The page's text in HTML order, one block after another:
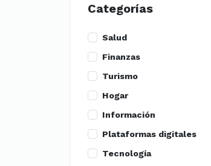
Categorías
Salud
Finanzas
Turismo
Hogar
Información
Plataformas digitales
Tecnología